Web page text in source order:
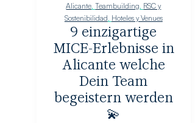
Alicante ,Teambuilding RSC y
Sostenibilidad Hoteles y Venues
9 einzigartige
MICE-Erlebnisse in
Alicante welche
Dein Team
begeistern werden
💫